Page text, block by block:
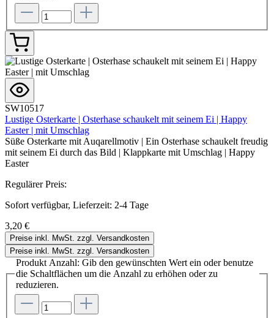
SW10517
Lustige Osterkarte | Osterhase schaukelt mit seinem Ei | Happy
Easter | mit Umschlag
Süße Osterkarte mit Auqarellmotiv | Ein Osterhase schaukelt freudig
mit seinem Ei durch das Bild | Klappkarte mit Umschlag | Happy
Easter
Regulärer Preis:
Sofort verfügbar, Lieferzeit: 2-4 Tage
3,20 €
Preise inkl. MwSt. zzgl. Versandkosten
Preise inkl. MwSt. zzgl. Versandkosten
Produkt Anzahl: Gib den gewünschten Wert ein oder benutze
die Schaltflächen um die Anzahl zu erhöhen oder zu
reduzieren.